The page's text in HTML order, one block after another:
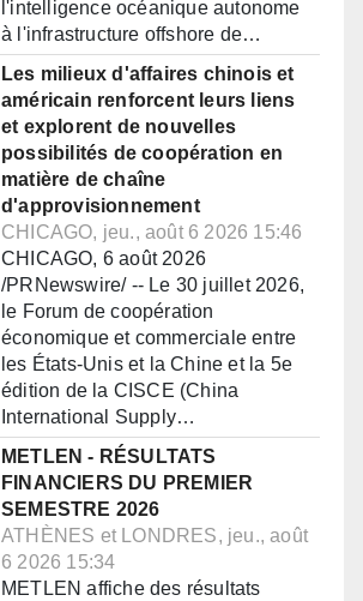
l'intelligence océanique autonome
à l'infrastructure offshore de…
Les milieux d'affaires chinois et
américain renforcent leurs liens
et explorent de nouvelles
possibilités de coopération en
matière de chaîne
d'approvisionnement
CHICAGO, jeu., août 6 2026 15:46
CHICAGO, 6 août 2026
/PRNewswire/ -- Le 30 juillet 2026,
le Forum de coopération
économique et commerciale entre
les États-Unis et la Chine et la 5e
édition de la CISCE (China
International Supply…
METLEN - RÉSULTATS
FINANCIERS DU PREMIER
SEMESTRE 2026
ATHÈNES et LONDRES, jeu., août
6 2026 15:34
METLEN affiche des résultats